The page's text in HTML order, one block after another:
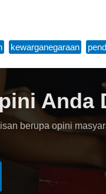
kewarganegaraan
Anda
berupa opini